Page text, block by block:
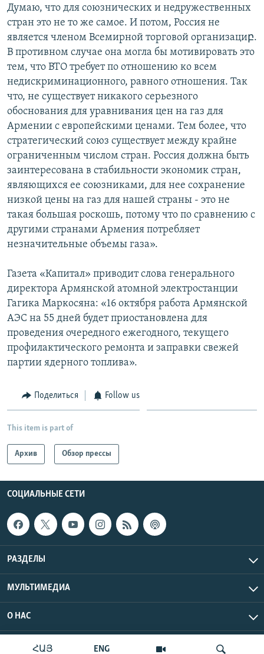
ՀԱՅ ENG
Думаю, что для союзнических и недружественных
стран это не то же самое. И потом, Россия не
является членом Всемирной торговой организациբ.
В противном случае она могла бы мотивировать это
тем, что ВТО требует по отношению ко всем
недискриминационного, равного отношения. Так
что, не существует никакого серьезного
обоснования для уравнивания цен на газ для
Армении с европейскими ценами. Тем более, что
стратегический союз существует между крайне
ограниченным числом стран. Россия должна быть
заинтересована в стабильности экономик стран,
являющихся ее союзниками, для нее сохранение
низкой цены на газ для нашей страны - это не
такая большая роскошь, потому что по сравнению с
другими странами Армения потребляет
незначительные объемы газа».
Газета «Капитал» приводит слова генерального
директора Армянской атомной электростанции
Гагика Маркосяна: «16 октября работа Армянской
АЭС на 55 дней будет приостановлена для
проведения очередного ежегодного, текущего
профилактического ремонта и заправки свежей
партии ядерного топлива».
Поделиться Follow us
This item is part of
Архив Обзор прессы
СОЦИАЛЬНЫЕ СЕТИ
РАЗДЕЛЫ
МУЛЬТИМЕДИА
О НАС
Радио Азатутюн © 2026 RFE/RL, Inc. Все права защищены.